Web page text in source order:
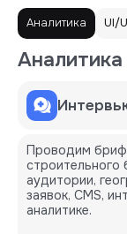
Аналитика UI/
Аналитика
Проводим
строительного
аудитории,
заявок, CMS,
аналитике.